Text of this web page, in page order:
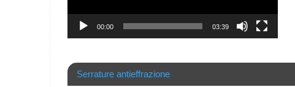
00:00 03:39
Serrature antieffrazione